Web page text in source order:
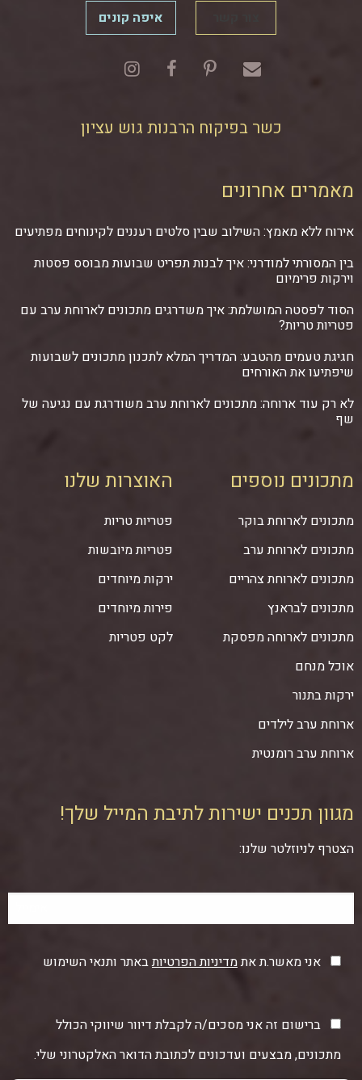
איפה קונים
כשר בפיקוח הרבנות גוש עציון
מאמרים אחרונים
אירוח ללא מאמץ: השילוב שבין סלטים רעננים לקינוחים מפתיעים
בין המסורתי למודרני: איך לבנות תפריט שבועות מבוסס פסטות
וירקות פרימיום
הסוד לפסטה המושלמת: איך משדרגים מתכונים לארוחת ערב עם
פטריות טריות?
חגיגת טעמים מהטבע: המדריך המלא לתכנון מתכונים לשבועות
שיפתיעו את האורחים
לא רק עוד ארוחה: מתכונים לארוחת ערב משודרגת עם נגיעה של
שף
מתכונים נוספים
מתכונים לארוחת בוקר
מתכונים לארוחת ערב
מתכונים לארוחת צהריים
מתכונים לבראנץ
מתכונים לארוחה מפסקת
אוכל מנחם
ירקות בתנור
ארוחת ערב לילדים
ארוחת ערב רומנטית
האוצרות שלנו
פטריות טריות
פטריות מיובשות
ירקות מיוחדים
פירות מיוחדים
לקט פטריות
מגוון תכנים ישירות לתיבת המייל שלך!
הצטרף לניוזלטר שלנו:
אני מאשר.ת אתמדיניות הפרטיותבאתר ותנאי השימוש
ברישום זה אני מסכים/ה לקבלת דיוור שיווקי הכולל
מתכונים, מבצעים ועדכונים לכתובת הדואר האלקטרוני שלי.